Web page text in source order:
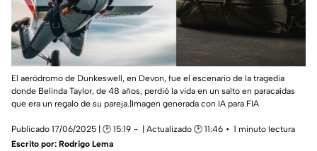
El aeródromo de Dunkeswell, en Devon, fue el escenario de la tragedia
donde Belinda Taylor, de 48 años, perdió la vida en un salto en paracaídas
que era un regalo de su pareja.|Imagen generada con IA para FIA
Publicado 17/06/2025 | 🕑 15:19 | Actualizado 🕑 11:46
1 minuto lectura
Escrito por: Rodrigo Lema